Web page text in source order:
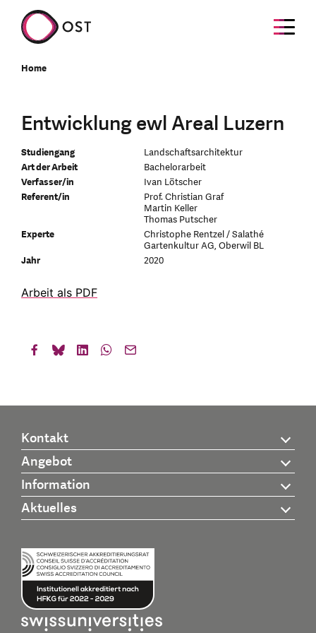
Home
Entwicklung ewl Areal Luzern
Studiengang
Landschaftsarchitektur
Art der Arbeit
Bachelorarbeit
Verfasser/in
Ivan Lötscher
Referent/in
Prof. Christian Graf
Martin Keller
Thomas Putscher
Experte
Christophe Rentzel / Salathé
Gartenkultur AG, Oberwil BL
Jahr
2020
Arbeit als PDF
Kontakt
Angebot
Information
Aktuelles